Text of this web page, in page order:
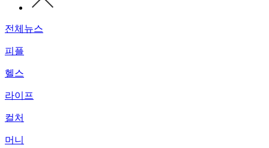
전체뉴스
피플
헬스
라이프
컬처
머니